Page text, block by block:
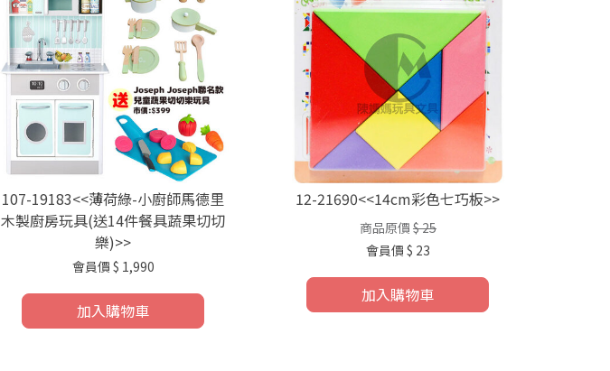
107-19183<<薄荷綠-小廚師馬德里
木製廚房玩具(送14件餐具蔬果切切
樂)>>
會員價 $ 1,990
加入購物車
12-21690<<14cm彩色七巧板>>
商品原價 $ 25
會員價 $ 23
加入購物車